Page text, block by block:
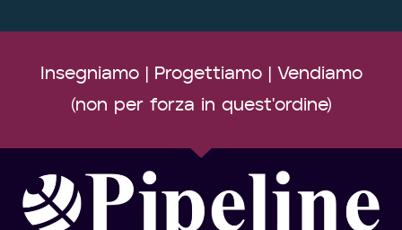
Insegniamo | Progettiamo | Vendiamo
(non per forza in quest'ordine)